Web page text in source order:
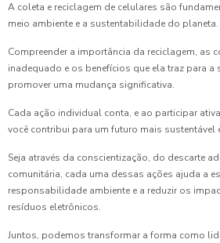
A coleta e reciclagem de celulares são
meio ambiente e a sustentabilidade do planeta.
Compreender a importância da reciclagem, as
inadequado e os benefícios que ela traz para a
promover uma mudança significativa.
Cada ação individual conta, e ao participar
você contribui para um futuro mais sustentável
Seja através da conscientização, do descarte
comunitária, cada uma dessas ações ajuda a
responsabilidade ambiente e a reduzir os
resíduos eletrônicos.
Juntos, podemos transformar a forma como